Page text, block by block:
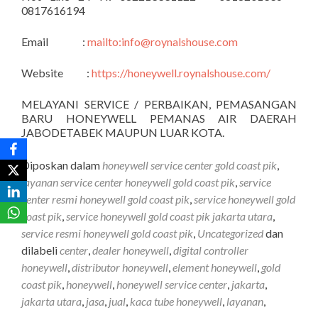
0817616194
Email : mailto:info@roynalshouse.com
Website : https://honeywell.roynalshouse.com/
MELAYANI SERVICE / PERBAIKAN, PEMASANGAN
BARU HONEYWELL PEMANAS AIR DAERAH
JABODETABEK MAUPUN LUAR KOTA.
Diposkan dalam honeywell service center gold coast pik
layanan service center honeywell gold coast pik service
center resmi honeywell gold coast pik service honeywell gold
coast pik service honeywell gold coast pik jakarta utara
service resmi honeywell gold coast pik Uncategorizeddan
dilabelicenter dealer honeywell digital controller
honeywell distributor honeywell element honeywell gold
coast pik honeywell honeywell service center jakarta
jakarta utara jasa jual kaca tube honeywell layanan